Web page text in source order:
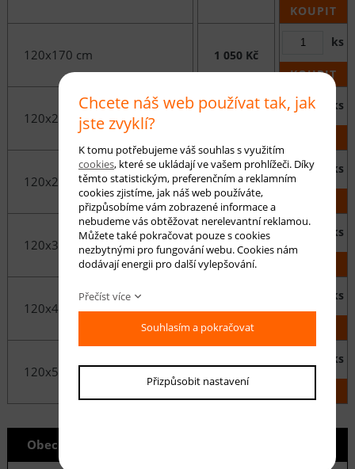
KOUPIT
120x170 cm 1 050 Kč
ks
KOUPIT
120x200 cm
ks
120x250 cm 1 550 Kč
ks
120x300 cm 1 860 Kč
ks
120x400 cm 2 480 Kč
ks
120x500 cm 3 090 Kč
ks
Obecné info
Chcete náš web používat tak, jak
jste zvyklí?
K tomu potřebujeme váš souhlas s využitím
cookies, které se ukládají ve vašem prohlížeči. Díky
těmto statistickým, preferenčním a reklamním
cookies zjistíme, jak náš web používáte,
přizpůsobíme vám zobrazené informace a
nebudeme vás obtěžovat nerelevantní reklamou.
Můžete také pokračovat pouze s cookies
nezbytnými pro fungování webu. Cookies nám
dodávají energii pro další vylepšování.
Přečíst více
Souhlasím a pokračovat
Přizpůsobit nastavení